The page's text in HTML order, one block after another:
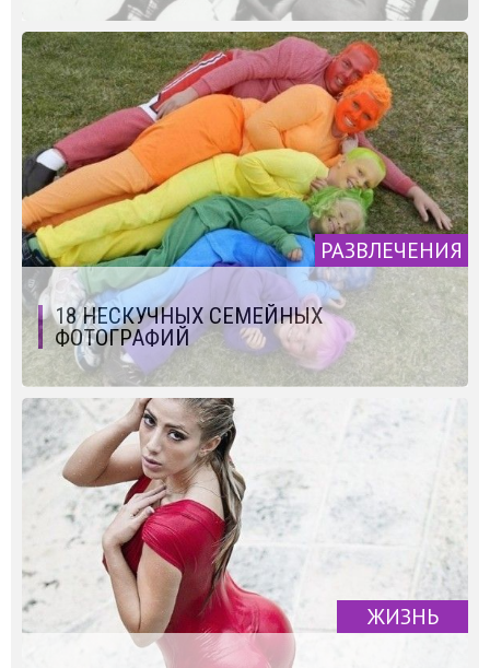
РАЗВЛЕЧЕНИЯ
18 НЕСКУЧНЫХ СЕМЕЙНЫХ
ФОТОГРАФИЙ
ЖИЗНЬ